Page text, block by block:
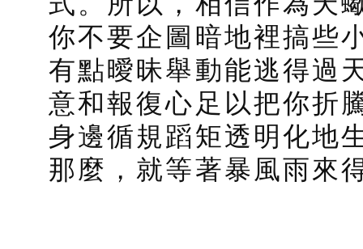
你不要企圖暗地裡搞些
有點曖昧舉動能逃得過
意和報復心足以把你折
身邊循規蹈矩透明化地
那麼，就等著暴風雨來